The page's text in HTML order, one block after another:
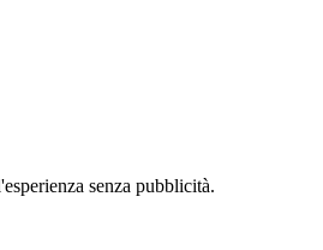
senza pubblicità.